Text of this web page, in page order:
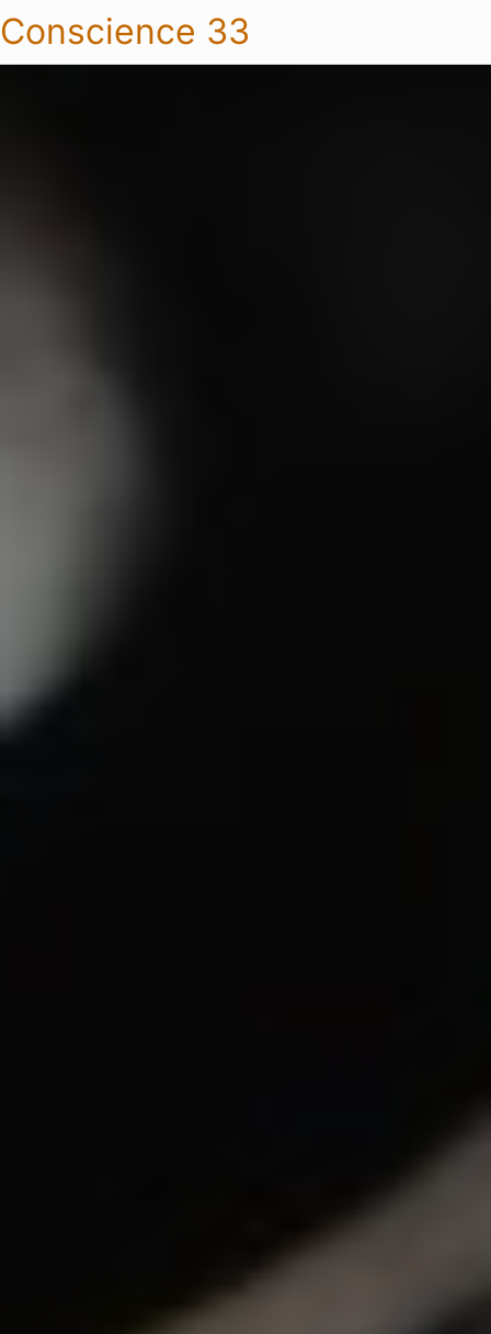
Conscience 33